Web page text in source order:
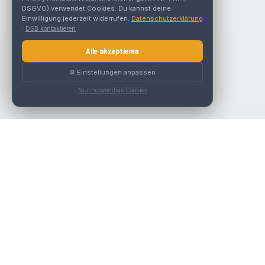
DSGVO) verwendet Cookies. Du kannst deine
Einwilligung jederzeit widerrufen. Datenschutzerklärung
· DSB kontaktieren
Alle akzeptieren
⚙️ Einstellungen anpassen
Nur notwendige Cookies